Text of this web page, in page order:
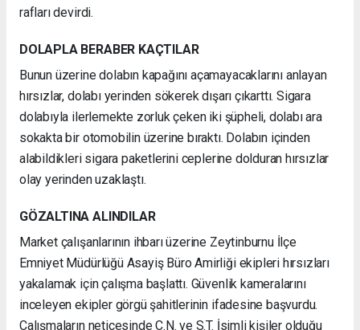
rafları devirdi.
DOLAPLA BERABER KAÇTILAR
Bunun üzerine dolabın kapağını açamayacaklarını anlayan
hırsızlar, dolabı yerinden sökerek dışarı çıkarttı. Sigara
dolabıyla ilerlemekte zorluk çeken iki şüpheli, dolabı ara
sokakta bir otomobilin üzerine bıraktı. Dolabın içinden
alabildikleri sigara paketlerini ceplerine dolduran hırsızlar
olay yerinden uzaklaştı.
GÖZALTINA ALINDILAR
Market çalışanlarının ihbarı üzerine Zeytinburnu İlçe
Emniyet Müdürlüğü Asayiş Büro Amirliği ekipleri hırsızları
yakalamak için çalışma başlattı. Güvenlik kameralarını
inceleyen ekipler görgü şahitlerinin ifadesine başvurdu.
Çalışmaların neticesinde C.N. ve S.T. İsimli kişiler olduğu